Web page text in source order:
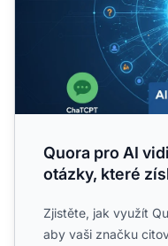
Quora pro AI
otázky, které
Zjistěte, jak využít
aby vaši značku